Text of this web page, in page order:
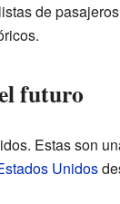
de
futuro
Estas son
Unidos